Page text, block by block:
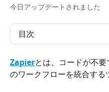
今日アップデートされました
目次
Zapierとは、コードが不
のワークフローを統合する